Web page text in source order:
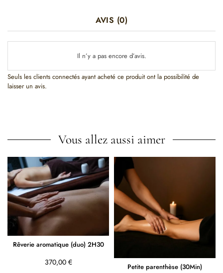
AVIS (0)
Il n’y a pas encore d’avis.
Seuls les clients connectés ayant acheté ce produit ont la possibilité de
laisser un avis.
Vous allez aussi aimer
Rêverie aromatique (duo) 2H30
370,00 € Petite parenthèse (30Min)